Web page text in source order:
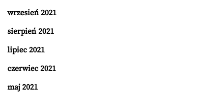
wrzesień 2021
sierpień 2021
lipiec 2021
czerwiec 2021
maj 2021